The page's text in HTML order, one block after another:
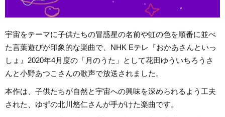
宇宙をテーマに子供たちの冒惑星の名前や虹の色を順番に並べ
た言葉遊びが印象的な楽曲で、NHK Eテレ『おかあさんといっ
しょ』2020年4月度の「月のうた」として花田ゆういちろうさ
んと小野あつこさんの歌声で放送されました。
本作は、子供たちが自然と宇宙への興味を深められるよう工夫
された、ゆずの北川悠仁さんが手がけた楽曲です。